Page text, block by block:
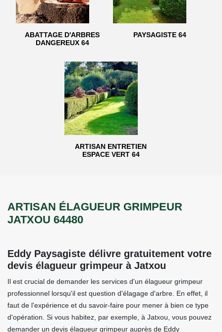
ABATTAGE D'ARBRES
DANGEREUX 64
PAYSAGISTE 64
ARTISAN ENTRETIEN
ESPACE VERT 64
ARTISAN ÉLAGUEUR GRIMPEUR
JATXOU 64480
Eddy Paysagiste délivre gratuitement votre
devis élagueur grimpeur à Jatxou
Il est crucial de demander les services d'un élagueur grimpeur
professionnel lorsqu'il est question d'élagage d'arbre. En effet, il
faut de l'expérience et du savoir-faire pour mener à bien ce type
d'opération. Si vous habitez, par exemple, à Jatxou, vous pouvez
demander un devis élagueur grimpeur auprès de Eddy